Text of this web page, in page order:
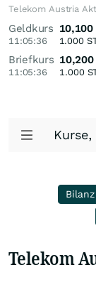
Telekom Austria
Geldkurs
11:05:36
10,100
1.000
Briefkurs
11:05:36
10,200
1.000
Telekom